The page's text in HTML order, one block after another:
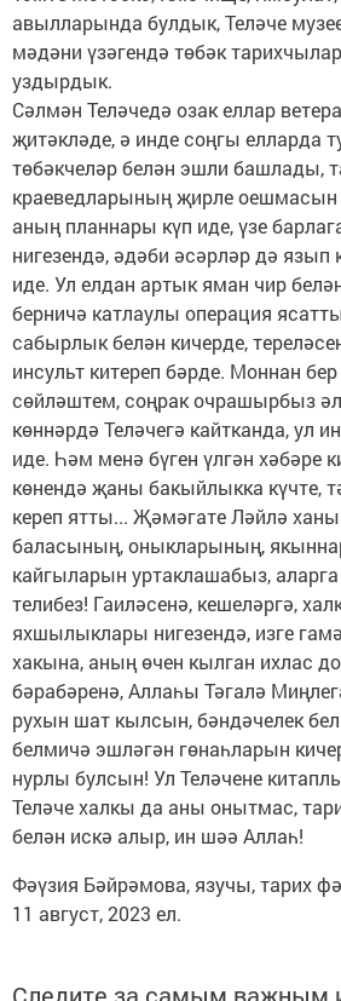
авылларында булдык, Теләче
мәдәни үзәгендә төбәк
уздырдык.
Сәлмән Теләчедә озак еллар
җитәкләде, ә инде соңгы елларда
төбәкчеләр белән эшли башлады,
краеведларының җирле оешмасын
аның планнары күп иде, үзе
нигезендә, әдәби әсәрләр дә язып
иде. Ул елдан артык яман чир
берничә катлаулы операция
сабырлык белән кичерде,
инсульт китереп бәрде. Моннан
сөйләштем, соңрак очрашырбыз
көннәрдә Теләчегә кайтканда, ул
иде. Һәм менә бүген үлгән хәбәре
көнендә җаны бакыйлыкка күчте,
кереп ятты... Җәмәгате Ләйлә
баласының, оныкларының,
кайгыларын уртаклашабыз,
телибез! Гаиләсенә, кешеләргә,
яхшылыклары нигезендә, изге
хакына, аның өчен кылган ихлас
бәрабәренә, Аллаһы Тәгалә
рухын шат кылсын, бәндәчелек
белмичә эшләгән гөнаһларын
нурлы булсын! Ул Теләчене
Теләче халкы да аны онытмас,
белән искә алыр, ин шәә Аллаһ!
Фәүзия Бәйрәмова, язучы, тарих
11 август, 2023 ел.
Следите за самым важным